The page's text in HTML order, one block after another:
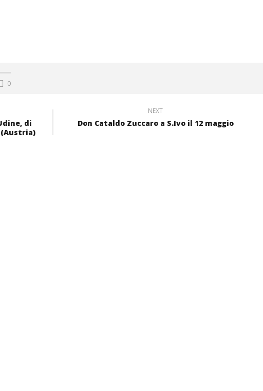
0
di
NEXT
Don Cataldo Zuccaro a S.Ivo il 12 maggio